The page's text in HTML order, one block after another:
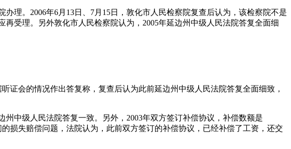
理。2006年6月13日、7月15日，敦化市人民检察院复查后认为，该检察院不是
受理。另外敦化市人民检察院认为，2005年延边州中级人民法院答复全面细
证会的情况作出答复称，复查后认为此前延边州中级人民法院答复全面细致，
中级人民法院答复一致。另外，2003年双方签订补偿协议，补偿数额是
损失赔偿问题，法院认为，此前双方签订的补偿协议，已经补偿了工资，还交